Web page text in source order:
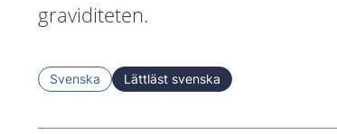
graviditeten.
Svenska Lättläst svenska